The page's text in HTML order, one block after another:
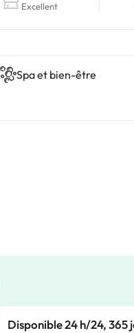
Excellent
Spa et bien-être
Disponible 24 h/24, 365